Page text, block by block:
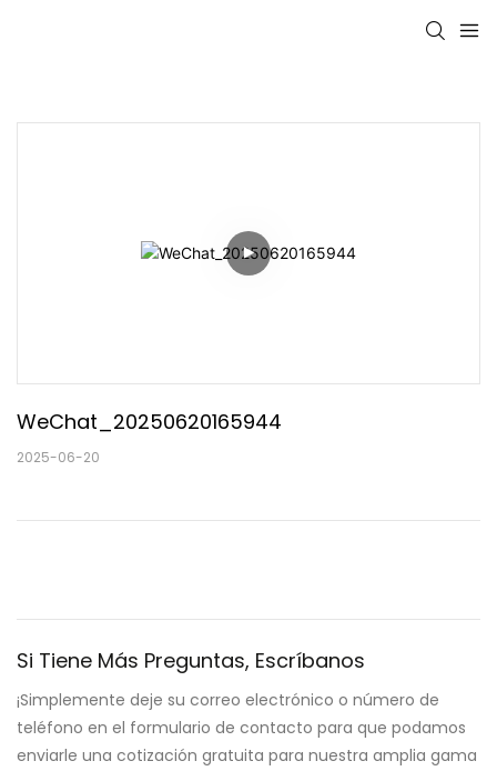
WeChat_20250620165944
2025-06-20
Si Tiene Más Preguntas, Escríbanos
¡Simplemente deje su correo electrónico o número de
teléfono en el formulario de contacto para que podamos
enviarle una cotización gratuita para nuestra amplia gama